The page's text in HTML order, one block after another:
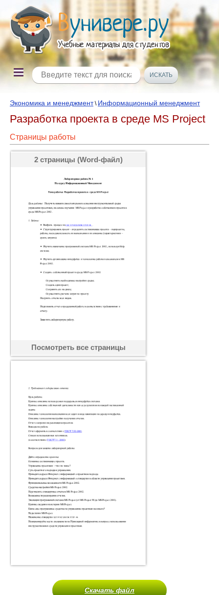
Экономика и менеджмент\ Информационный менеджмент
Разработка проекта в среде MS Project
Страницы работы
2 страницы (Word-файл)
Посмотреть все страницы
Скачать файл